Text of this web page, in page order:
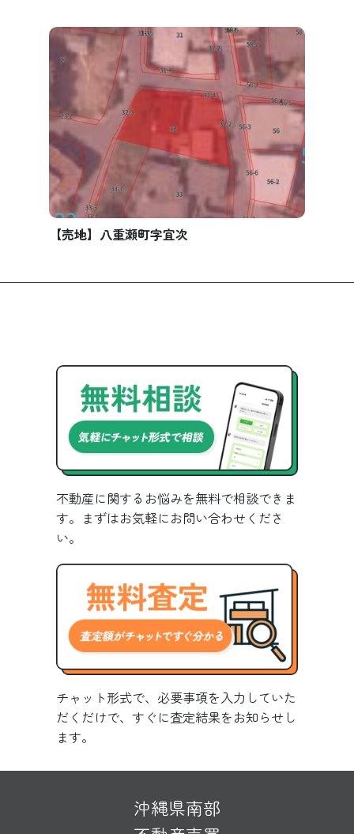
【売地】八重瀬町字宜次
不動産に関するお悩みを無料で相談できま
す。まずはお気軽にお問い合わせくださ
い。
チャット形式で、必要事項を入力していた
だくだけで、すぐに査定結果をお知らせし
ます。
沖縄県南部